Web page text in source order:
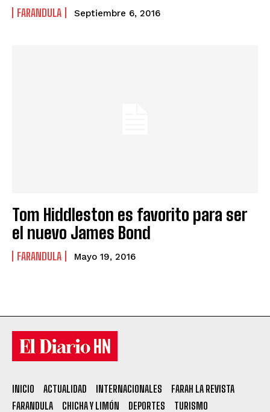
FARANDULA Septiembre 6, 2016
Tom Hiddleston es favorito para ser
el nuevo James Bond
FARANDULA Mayo 19, 2016
INICIO ACTUALIDAD INTERNACIONALES
FARAH LA REVISTA
FARANDULA
CHICHA Y LIMÓN DEPORTES TURISMO